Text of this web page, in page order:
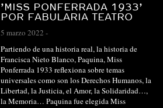
’MISS PONFERRADA 1933’
POR FABULARIA TEATRO
5 marzo 2022 -
Partiendo de una historia real, la historia de
Francisca Nieto Blanco, Paquina, Miss
Ponferrada 1933 reflexiona sobre temas
universales como son los Derechos Humanos, la
Libertad, la Justicia, el Amor, la Solidaridad…,
la Memoria… Paquina fue elegida Miss